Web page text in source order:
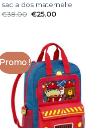
sac a dos maternelle
€38.00 €25.00
Promo !